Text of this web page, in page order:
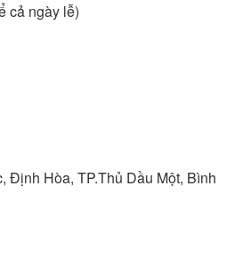
cả ngày lễ)
Định Hòa, TP.Thủ Dầu Một, Bình